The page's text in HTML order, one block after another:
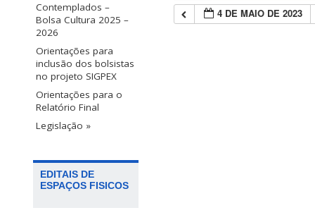
Contemplados –
Bolsa Cultura 2025 –
2026
Orientações para
inclusão dos bolsistas
no projeto SIGPEX
Orientações para o
Relatório Final
Legislação »
EDITAIS DE
ESPAÇOS FISICOS
4 DE MAIO DE 2023